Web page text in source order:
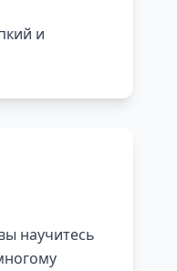
и
научитесь